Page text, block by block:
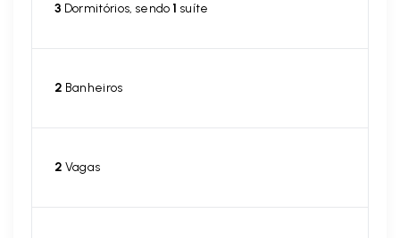
3 Dormitórios, sendo1 suíte
2 Banheiros
2 Vagas